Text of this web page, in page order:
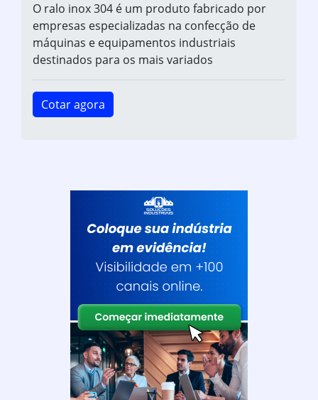
O ralo inox 304 é um produto fabricado por
empresas especializadas na confecção de
máquinas e equipamentos industriais
destinados para os mais variados
Cotar agora